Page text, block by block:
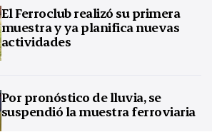
El Ferroclub realizó su primera
muestra y ya planifica nuevas
actividades
Por pronóstico de lluvia, se
suspendió la muestra ferroviaria